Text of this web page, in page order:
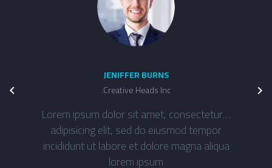
JENIFFER BURNS
Creative Heads Inc.
…Lorem ipsum dolor sit amet, consectetur
adipisicing elit, sed do eiusmod tempor
incididunt ut labore et dolore magna aliqua
lorem ipsum